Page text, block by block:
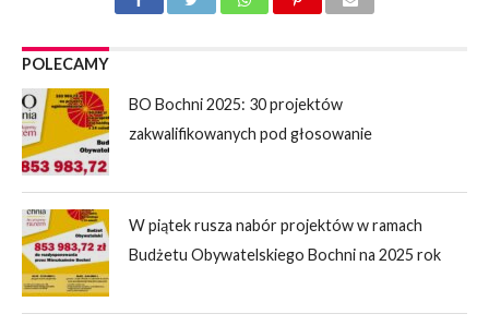
POLECAMY
BO Bochni 2025: 30 projektów
zakwalifikowanych pod głosowanie
W piątek rusza nabór projektów w ramach
Budżetu Obywatelskiego Bochni na 2025 rok